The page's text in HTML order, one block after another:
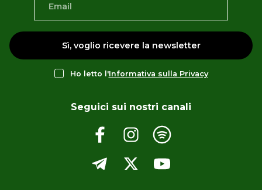
Sì, voglio ricevere la newsletter
Ho letto l'Informativa sulla Privacy
Seguici sui nostri canali